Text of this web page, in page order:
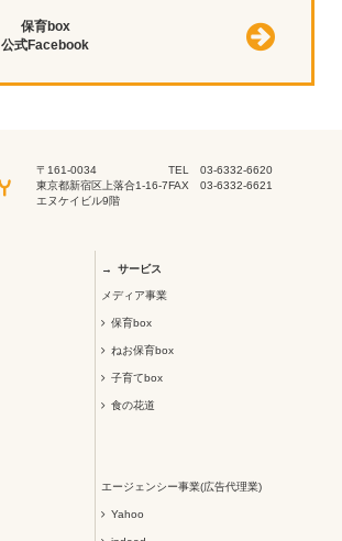
保育box
公式Facebook
〒161-0034
東京都新宿区上落合1-16-7
エヌケイビル9階
TEL 03-6332-6620
FAX 03-6332-6621
サービス
メディア事業
保育box
ねお保育box
子育てbox
食の花道
エージェンシー事業(広告代理業)
Yahoo